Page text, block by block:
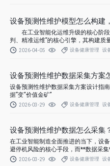
设备预测性维护模型怎么构建
在工业智能化运维升级的核心阶段
判、精准运维”的核心引擎，其构建质
命预测的精度，更是企业实现降本增
2026-04-05 设备健康管理 设
设备预测性维护数据采集方案
设备预测性维护数据采集方案设计指
据”变“价值金矿”
2026-03-29 设备健康管理 设
设备预测性维护数据怎么采集
在工业智能制造全面推进的当下，设
避停机风险的核心手段，而**数据采
整个体系的根基。数据采集不全、不
2026-03-29 设备健康管理 设